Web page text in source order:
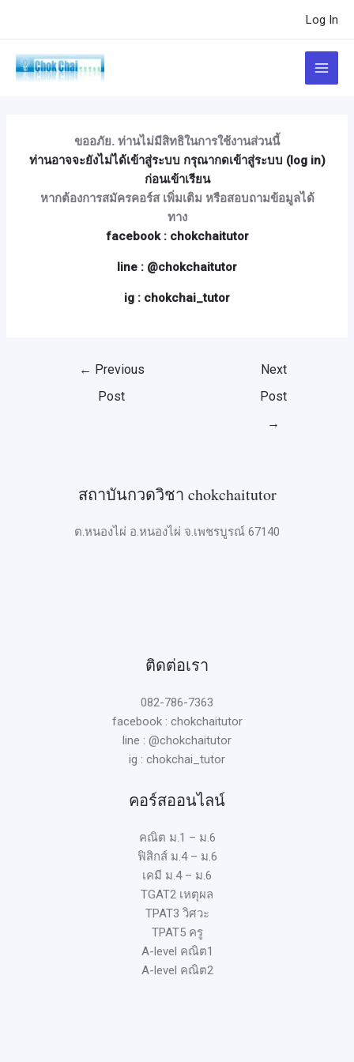
Log In
Main
Menu
ขออภัย. ท่านไม่มีสิทธิในการใช้งานส่วนนี้
ท่านอาจจะยังไม่ได้เข้าสู่ระบบ กรุณากดเข้าสู่ระบบ (log in)
ก่อนเข้าเรียน
หากต้องการสมัครคอร์ส เพิ่มเติม หรือสอบถามข้อมูลได้
ทาง
facebook : chokchaitutor
line : @chokchaitutor
ig : chokchai_tutor
← Previous
Post
Next
Post
→
สถาบันกวดวิชา chokchaitutor
ต.หนองไผ่ อ.หนองไผ่ จ.เพชรบูรณ์ 67140
ติดต่อเรา
082-786-7363
facebook : chokchaitutor
line : @chokchaitutor
ig : chokchai_tutor
คอร์สออนไลน์
คณิต ม.1 – ม.6
ฟิสิกส์ ม.4 – ม.6
เคมี ม.4 – ม.6
TGAT2 เหตุผล
TPAT3 วิศวะ
TPAT5 ครู
A-level คณิต1
A-level คณิต2